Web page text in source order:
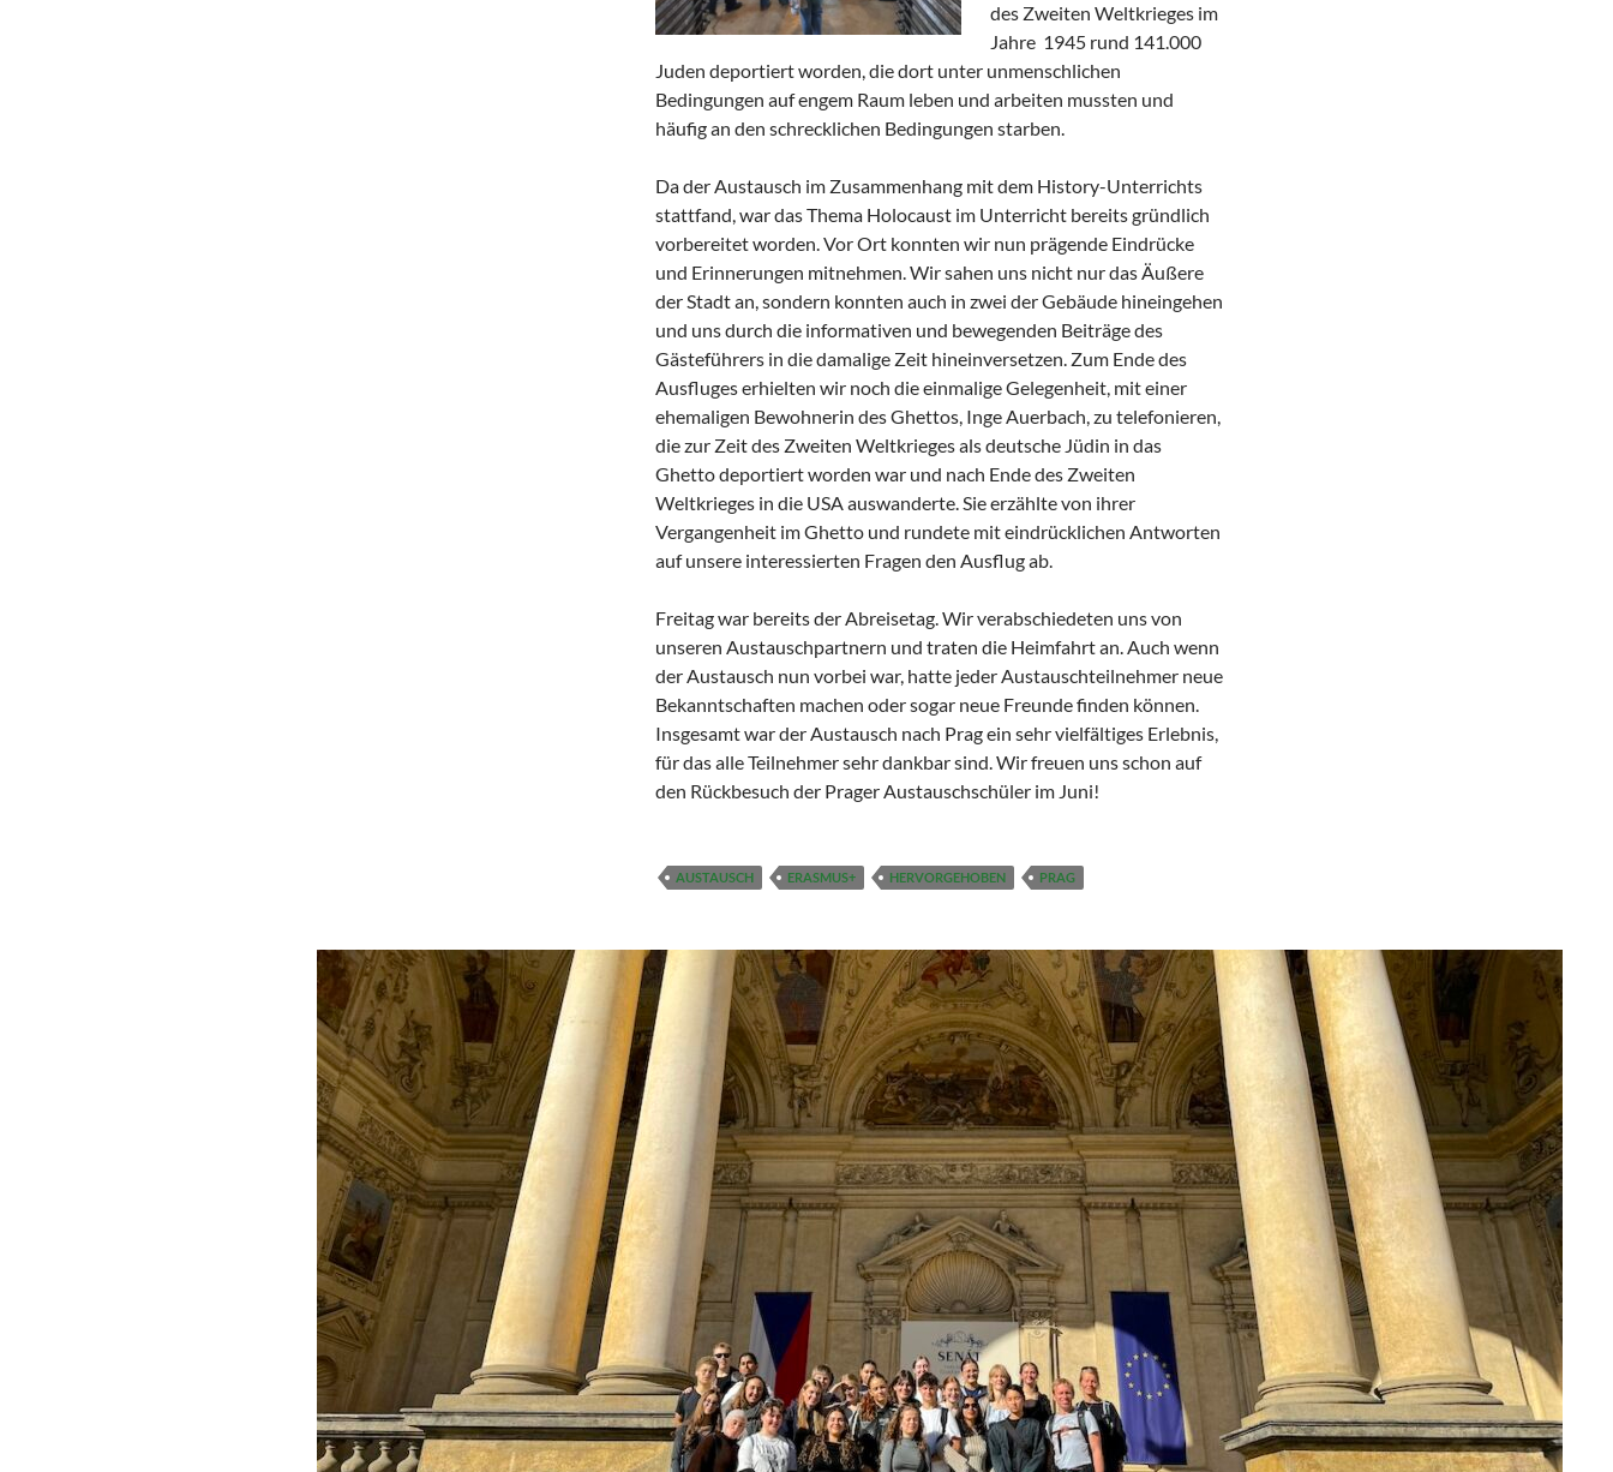
des Zweiten Weltkrieges im
Jahre 1945 rund 141.000
Juden deportiert worden, die dort unter unmenschlichen
Bedingungen auf engem Raum leben und arbeiten mussten und
häufig an den schrecklichen Bedingungen starben.
Da der Austausch im Zusammenhang mit dem History-Unterrichts
stattfand, war das Thema Holocaust im Unterricht bereits gründlich
vorbereitet worden. Vor Ort konnten wir nun prägende Eindrücke
und Erinnerungen mitnehmen. Wir sahen uns nicht nur das Äußere
der Stadt an, sondern konnten auch in zwei der Gebäude hineingehen
und uns durch die informativen und bewegenden Beiträge des
Gästeführers in die damalige Zeit hineinversetzen. Zum Ende des
Ausfluges erhielten wir noch die einmalige Gelegenheit, mit einer
ehemaligen Bewohnerin des Ghettos, Inge Auerbach, zu telefonieren,
die zur Zeit des Zweiten Weltkrieges als deutsche Jüdin in das
Ghetto deportiert worden war und nach Ende des Zweiten
Weltkrieges in die USA auswanderte. Sie erzählte von ihrer
Vergangenheit im Ghetto und rundete mit eindrücklichen Antworten
auf unsere interessierten Fragen den Ausflug ab.
Freitag war bereits der Abreisetag. Wir verabschiedeten uns von
unseren Austauschpartnern und traten die Heimfahrt an. Auch wenn
der Austausch nun vorbei war, hatte jeder Austauschteilnehmer neue
Bekanntschaften machen oder sogar neue Freunde finden können.
Insgesamt war der Austausch nach Prag ein sehr vielfältiges Erlebnis,
für das alle Teilnehmer sehr dankbar sind. Wir freuen uns schon auf
den Rückbesuch der Prager Austauschschüler im Juni!
AUSTAUSCH ERASMUS+ HERVORGEHOBEN PRAG